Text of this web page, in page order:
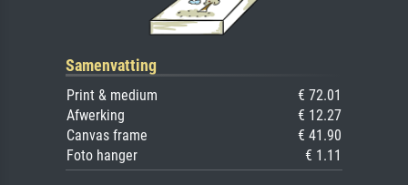
Samenvatting
Print & medium
€ 72.01
Afwerking
€ 12.27
Canvas frame
€ 41.90
Foto hanger
€ 1.11